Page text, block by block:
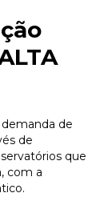
de
de
que
com a